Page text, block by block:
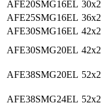
AFE20SMG16EL 30x2
AFE25SMG16EL 36x2
AFE30SMG16EL 42x2
AFE30SMG20EL 42x2
AFE38SMG20EL 52x2
AFE38SMG24EL 52x2